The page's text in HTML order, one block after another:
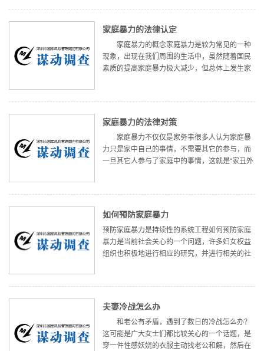
间接受到家庭暴力影响两种情况
家庭暴力的法律认定
家庭暴力的概念家庭暴力是较为常见的一种
现象，出现在我们周围的生活中，虽然随着国民
素质的提高家庭暴力极大减少，但总体上发生家
制家庭暴力的若干意见》的规定，
家庭暴力的法律对策
家庭暴力不仅仅是家务事很多人认为家庭暴
力只是家中自己的事情，不需要其它的参与，而
一旦其它人参与了家庭中的事情，这就是“家丑外
方更是不想让其它人看到自己
如何预防家庭暴力
预防家庭暴力是持续性的系统工程如何预防家庭
暴力是当前社会关心的一个问题，许多妇女权益
组织也积极地进行相应的研究，并进行相关的社
何预防和制止家庭暴力呢，这是一
夫妻冷战怎么办
和老公有矛盾，遇到了数日的冷战怎么办？
这可能是广大女士们都比较关心的一个话题，是
穿一件性感妖娆的衣服主动找老公和解，然后在